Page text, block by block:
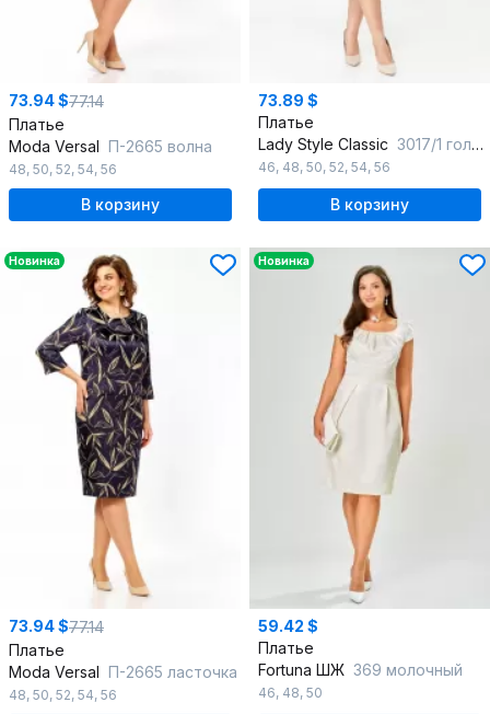
73.94 $77.14
Платье
Moda Versal П-2665 волна
48, 50, 52, 54, 56
В корзину
73.89 $
Платье
Lady Style Classic 3017/1 голубые-тона
46, 48, 50, 52, 54, 56
В корзину
Новинка
73.94 $77.14
Платье
Moda Versal П-2665 ласточка
48, 50, 52, 54, 56
Новинка
59.42 $
Платье
Fortuna ШЖ 369 молочный
46, 48, 50